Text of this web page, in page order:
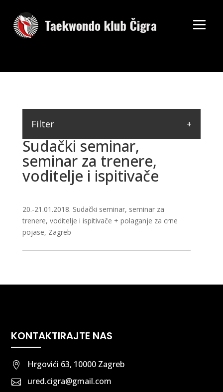
Sudački seminar,
seminar za trenere,
voditelje i ispitivače
20.-21.01.2018. Sudački seminar, seminar za
trenere, voditelje i ispitivače + polaganje za crne
pojase, Zagreb
Filter
KONTAKTIRAJTE NAS
 Hrgovići 63, 10000 Zagreb
 ured.cigra@gmail.com